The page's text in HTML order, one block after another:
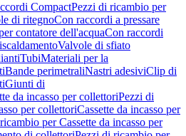
CompactPezzi di ricambio per
di ritegnoCon raccordi a pressare
contatore dell'acquaCon raccordi
Valvole di sfiato
TubiMateriali per la
Bande perimetraliNastri adesiviClip di
Giunti di
da incasso per collettoriPezzi di
per collettoriCassette da incasso per
per Cassette da incasso per